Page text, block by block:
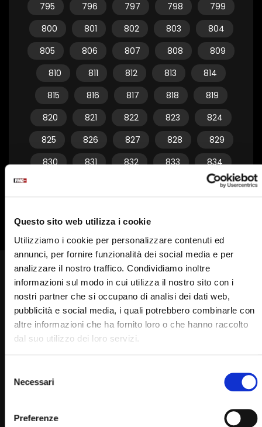
Questo sito web utilizza i cookie
Utilizziamo i cookie per personalizzare contenuti ed
annunci, per fornire funzionalità dei social media e per
analizzare il nostro traffico. Condividiamo inoltre
informazioni sul modo in cui utilizza il nostro sito con i
nostri partner che si occupano di analisi dei dati web,
pubblicità e social media, i quali potrebbero combinarle con
altre informazioni che ha fornito loro o che hanno raccolto
dal suo utilizzo dei loro servizi.
delNecessari
Preferenze
795
796 797 798
799
800
801 802 803
804
805
806 807 808
809
810
811 812 813
814
815
816 817 818
819
820
821 822 823
824
825
826 827 828
829
830
831 832 833
834
839
Gli auguri di Padre Pio nel
giorno di Pasqua: “risorgiamo
alla grazia con Cristo nostro
Redentore”